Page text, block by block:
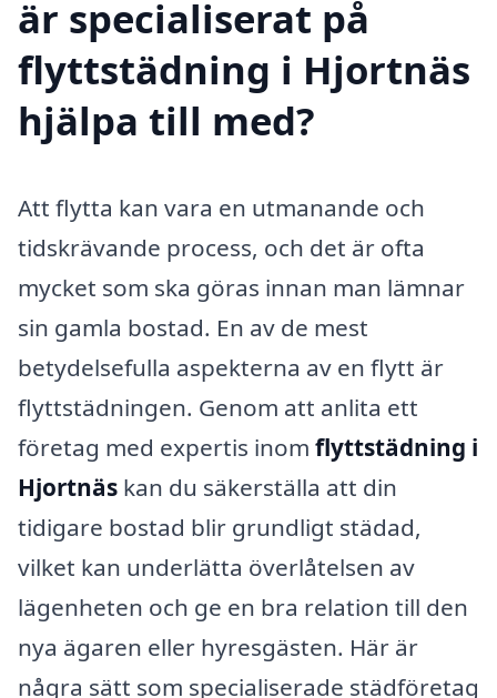
är specialiserat på
flyttstädning i Hjortnäs
hjälpa till med?
Att flytta kan vara en utmanande och
tidskrävande process, och det är ofta
mycket som ska göras innan man lämnar
sin gamla bostad. En av de mest
betydelsefulla aspekterna av en flytt är
flyttstädningen. Genom att anlita ett
företag med expertis inom flyttstädning i
Hjortnäs kan du säkerställa att din
tidigare bostad blir grundligt städad,
vilket kan underlätta överlåtelsen av
lägenheten och ge en bra relation till den
nya ägaren eller hyresgästen. Här är
några sätt som specialiserade städföretag